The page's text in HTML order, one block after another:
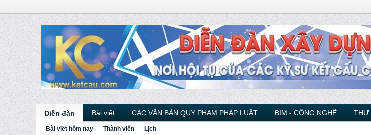
Diễn đàn Bài viết CÁC VĂN BẢN QUY PHẠM PHÁP LUẬT BIM - CÔNG NGHỆ THƯ
Bài viết hôm nay Thành viên Lịch